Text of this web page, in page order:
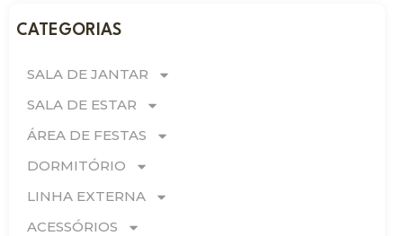
CATEGORIAS
SALA DE JANTAR
SALA DE ESTAR
ÁREA DE FESTAS
DORMITÓRIO
LINHA EXTERNA
ACESSÓRIOS